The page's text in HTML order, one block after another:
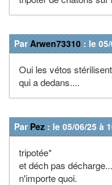
ParArwen73310 : le
Oui les vétos
qui a dedans....
Par Pez : le 05/06/25 à
tripotée*
et déch pas
n'importe quoi.